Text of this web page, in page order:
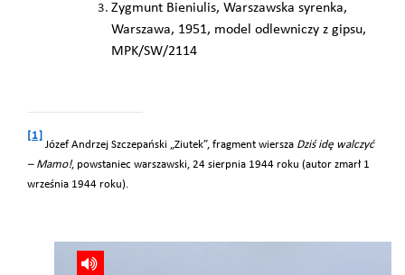
Zygmunt Bieniulis, Warszawska syrenka,
Warszawa, 1951, model odlewniczy z gipsu,
MPK/SW/2114
[1]
Józef Andrzej Szczepański „Ziutek”, fragment wiersza Dziś idę walczyć
– Mamo!, powstaniec warszawski, 24 sierpnia 1944 roku (autor zmarł 1
września 1944 roku).